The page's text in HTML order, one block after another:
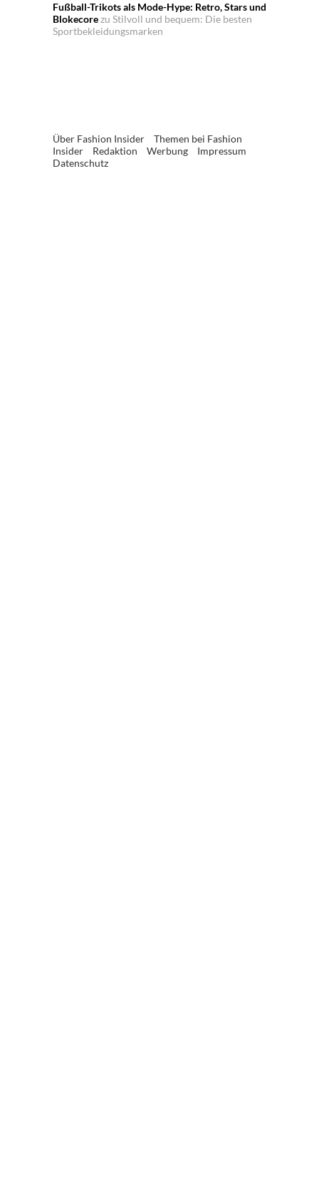
Fußball-Trikots als Mode-Hype: Retro, Stars und
Blokecorezu Stilvoll und bequem: Die besten
Sportbekleidungsmarken
Über Fashion Insider
Themen bei Fashion
Insider
Redaktion Werbung
Impressum
Datenschutz